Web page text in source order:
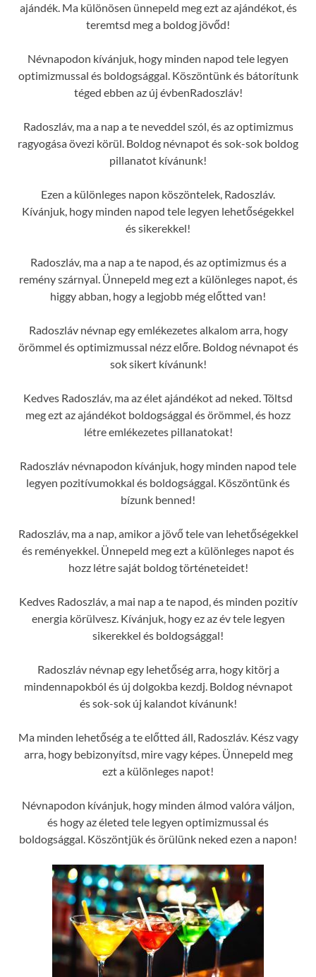
ajándék. Ma különösen ünnepeld meg ezt az ajándékot, és
teremtsd meg a boldog jövőd!
Névnapodon kívánjuk, hogy minden napod tele legyen
optimizmussal és boldogsággal. Köszöntünk és bátorítunk
téged ebben az új évbenRadoszláv!
Radoszláv, ma a nap a te neveddel szól, és az optimizmus
ragyogása övezi körül. Boldog névnapot és sok-sok boldog
pillanatot kívánunk!
Ezen a különleges napon köszöntelek, Radoszláv.
Kívánjuk, hogy minden napod tele legyen lehetőségekkel
és sikerekkel!
Radoszláv, ma a nap a te napod, és az optimizmus és a
remény szárnyal. Ünnepeld meg ezt a különleges napot, és
higgy abban, hogy a legjobb még előtted van!
Radoszláv névnap egy emlékezetes alkalom arra, hogy
örömmel és optimizmussal nézz előre. Boldog névnapot és
sok sikert kívánunk!
Kedves Radoszláv, ma az élet ajándékot ad neked. Töltsd
meg ezt az ajándékot boldogsággal és örömmel, és hozz
létre emlékezetes pillanatokat!
Radoszláv névnapodon kívánjuk, hogy minden napod tele
legyen pozitívumokkal és boldogsággal. Köszöntünk és
bízunk benned!
Radoszláv, ma a nap, amikor a jövő tele van lehetőségekkel
és reményekkel. Ünnepeld meg ezt a különleges napot és
hozz létre saját boldog történeteidet!
Kedves Radoszláv, a mai nap a te napod, és minden pozitív
energia körülvesz. Kívánjuk, hogy ez az év tele legyen
sikerekkel és boldogsággal!
Radoszláv névnap egy lehetőség arra, hogy kitörj a
mindennapokból és új dolgokba kezdj. Boldog névnapot
és sok-sok új kalandot kívánunk!
Ma minden lehetőség a te előtted áll, Radoszláv. Kész vagy
arra, hogy bebizonyítsd, mire vagy képes. Ünnepeld meg
ezt a különleges napot!
Névnapodon kívánjuk, hogy minden álmod valóra váljon,
és hogy az életed tele legyen optimizmussal és
boldogsággal. Köszöntjük és örülünk neked ezen a napon!